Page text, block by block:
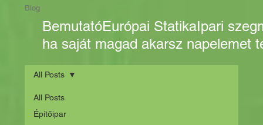
Blog
BemutatóEurópai StatikaIpari
ha saját magad akarsz napelemet
All Posts
Építőipar
All Posts